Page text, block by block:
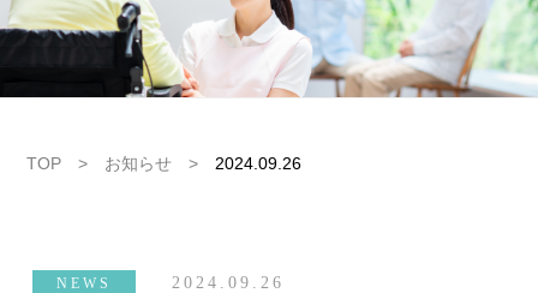
TOP > お知らせ > 2024.09.26
NEWS 2024.09.26